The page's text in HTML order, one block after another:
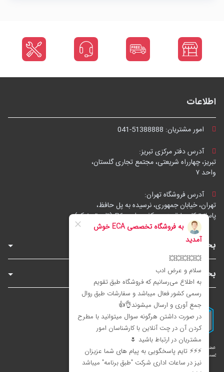
اطلاعات
امور مشتریان: 041-51388888
آدرس دفتر مرکزی تبریز:
تبریز، چهارراه شریعتی، مجتمع تجاری گلستان،
واحد ۷
آدرس فروشگاه تهران:
تهران، خیابان جمهوری، نرسیده به پل حافظ،
پاساژ توکل، طبقه زیرهمکف، واحد B6 (تاپ ترونیک)
بخش‌های فروشگاه
بخش‌های سایت